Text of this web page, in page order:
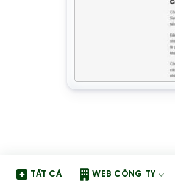
TẤT CẢ WEB CÔNG TY